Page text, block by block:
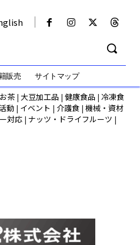
販売 サイトマップ
お茶 | 大豆加工品 | 健康食品 | 冷凍食
動 | イベント | 介護食 | 機械・資材
対応 | ナッツ・ドライフルーツ |